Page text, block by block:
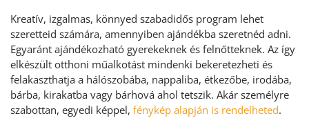
Kreatív, izgalmas, könnyed szabadidős program lehet
szeretteid számára, amennyiben ajándékba szeretnéd adni.
Egyaránt ajándékozható gyerekeknek és felnőtteknek. Az így
elkészült otthoni műalkotást mindenki bekeretezheti és
felakaszthatja a hálószobába, nappaliba, étkezőbe, irodába,
bárba, kirakatba vagy bárhová ahol tetszik. Akár személyre
szabottan, egyedi képpel, fénykép alapján is rendelheted.